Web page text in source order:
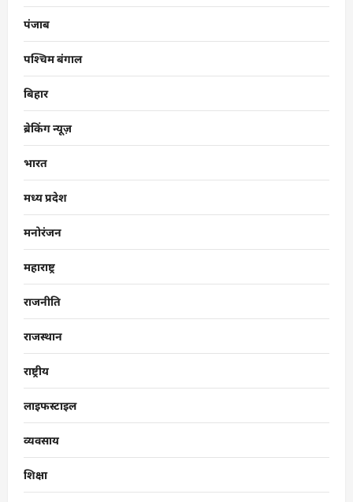
पंजाब
पश्चिम बंगाल
बिहार
ब्रेकिंग न्यूज़
भारत
मध्य प्रदेश
मनोरंजन
महाराष्ट्र
राजनीति
राजस्थान
राष्ट्रीय
लाइफस्टाइल
व्यवसाय
शिक्षा